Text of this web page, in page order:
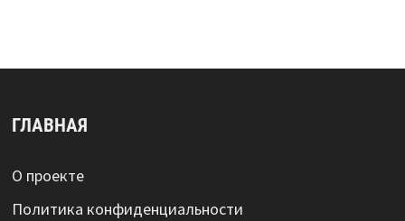
ГЛАВНАЯ
О проекте
Политика конфиденциальности